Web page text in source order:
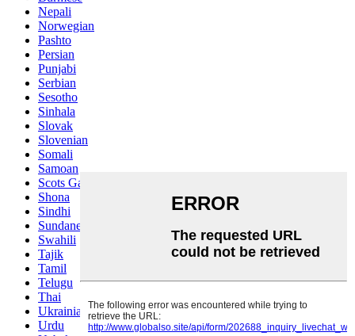
Nepali
Norwegian
Pashto
Persian
Punjabi
Serbian
Sesotho
Sinhala
Slovak
Slovenian
Somali
Samoan
Scots Gaelic
Shona
Sindhi
Sundanese
Swahili
Tajik
Tamil
Telugu
Thai
Ukrainian
Urdu